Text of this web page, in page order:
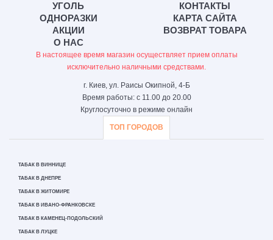
УГОЛЬ
ОДНОРАЗКИ
АКЦИИ
О НАС
КОНТАКТЫ
КАРТА САЙТА
ВОЗВРАТ ТОВАРА
В настоящее время магазин осуществляет прием оплаты
исключительно наличными средствами.
г. Киев, ул. Раисы Окипной, 4-Б
Время работы: с 11.00 до 20.00
Круглосуточно в режиме онлайн
ТОП ГОРОДОВ
ТАБАК В ВИННИЦЕ
ТАБАК В ДНЕПРЕ
ТАБАК В ЖИТОМИРЕ
ТАБАК В ИВАНО-ФРАНКОВСКЕ
ТАБАК В КАМЕНЕЦ-ПОДОЛЬСКИЙ
ТАБАК В ЛУЦКЕ